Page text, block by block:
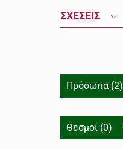
ΣΧΕΣΕΙΣ
Πρόσωπα (2)
Θεσμοί (0)